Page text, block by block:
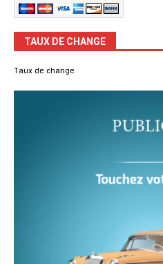
TAUX DE CHANGE
Taux de change